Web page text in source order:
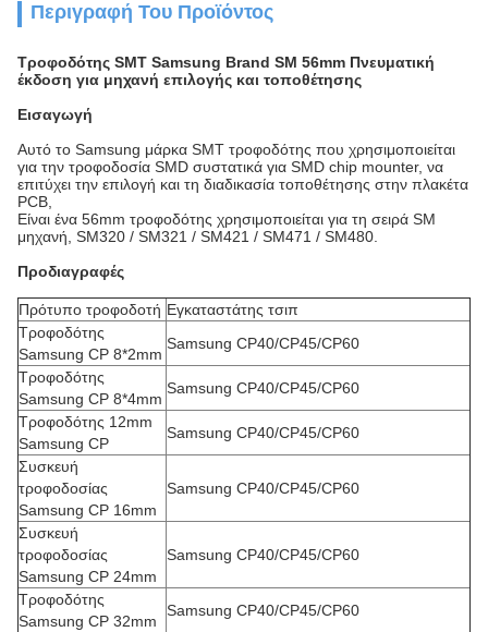
Περιγραφή Του Προϊόντος
Τροφοδότης SMT Samsung Brand SM 56mm Πνευματική
έκδοση για μηχανή επιλογής και τοποθέτησης
Εισαγωγή
Αυτό το Samsung μάρκα SMT τροφοδότης που χρησιμοποιείται
για την τροφοδοσία SMD συστατικά για SMD chip mounter, να
επιτύχει την επιλογή και τη διαδικασία τοποθέτησης στην πλακέτα
PCB,
Είναι ένα 56mm τροφοδότης χρησιμοποιείται για τη σειρά SM
μηχανή, SM320 / SM321 / SM421 / SM471 / SM480.
Προδιαγραφές
Πρότυπο τροφοδοτή Εγκαταστάτης τσιπ
Τροφοδότης
Samsung CP 8*2mm
Samsung CP40/CP45/CP60
Τροφοδότης
Samsung CP 8*4mm
Samsung CP40/CP45/CP60
Τροφοδότης 12mm
Samsung CP
Samsung CP40/CP45/CP60
Συσκευή
τροφοδοσίας
Samsung CP 16mm
Samsung CP40/CP45/CP60
Συσκευή
τροφοδοσίας
Samsung CP 24mm
Samsung CP40/CP45/CP60
Τροφοδότης
Samsung CP 32mm
Samsung CP40/CP45/CP60